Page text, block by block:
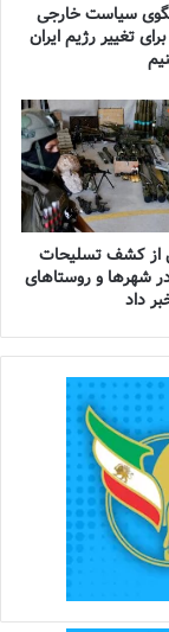
سیاست خارجی
تغییر رژیم ایران
از کشف تسلیحات
شهرها و روستاهای
داد